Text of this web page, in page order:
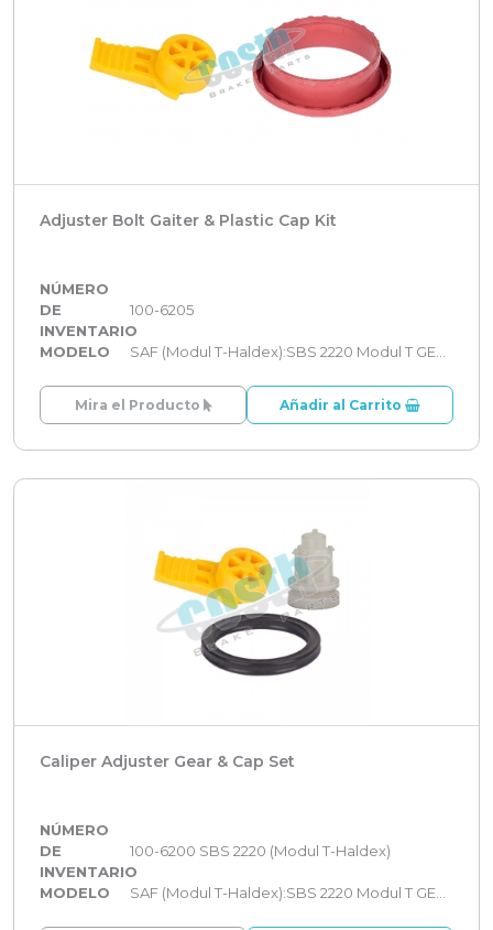
Adjuster Bolt Gaiter & Plastic Cap Kit
NÚMERO
DE
INVENTARIO
100-6205
MODELO SAF (Modul T-Haldex):SBS 2220 Modul T GEN 1,SAF (Modul T-Haldex):SBS 2220 Modul T GEN 2
Mira el Producto Añadir al Carrito
Caliper Adjuster Gear & Cap Set
NÚMERO
DE
INVENTARIO
100-6200 SBS 2220 (Modul T-Haldex)
MODELO SAF (Modul T-Haldex):SBS 2220 Modul T GEN 1,SAF (Modul T-Haldex):SBS 2220 Modul T GEN 2